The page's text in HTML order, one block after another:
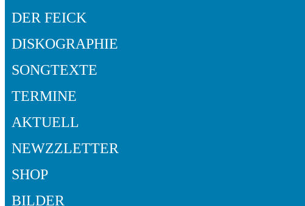
DER FEICK
DISKOGRAPHIE
SONGTEXTE
TERMINE
AKTUELL
NEWZZLETTER
SHOP
BILDER